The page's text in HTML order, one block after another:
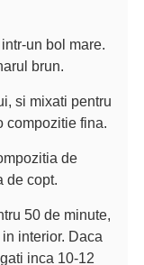
un bol mare.
brun.
si mixati pentru
compozitie fina.
de
de copt.
50 de minute,
interior. Daca
inca 10-12